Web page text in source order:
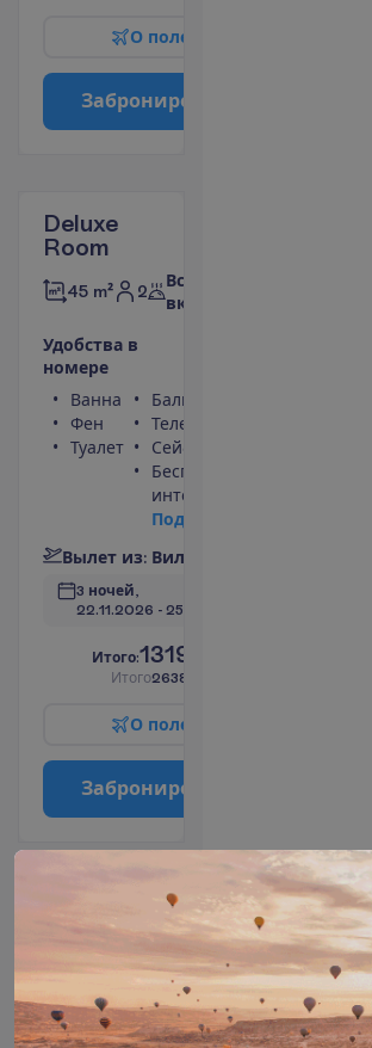
О поле
Заброниро
Deluxe
Room
45 m² 2
Все
включено
Удобства в
номере
Ванна
Фен
Туалет
Балкон
Телефон
Сейф
Беспроводной
интернет
Под
Вылет из: Вил
3 ночей,
22.11.2026 - 25.11.2026
Итого:1319.00
Итого2638.00
О поле
Заброниро
Room
2
Все
включено
Удобства в